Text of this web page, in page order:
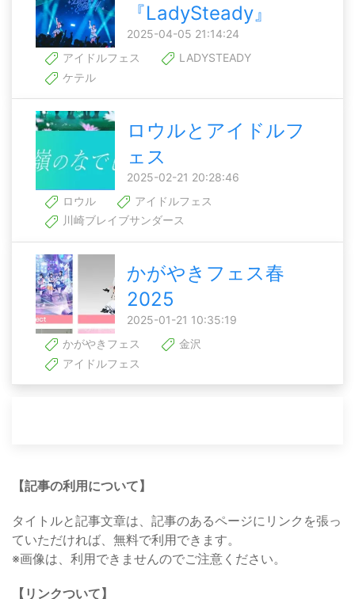
『LadySteady』
2025-04-05 21:14:24
アイドルフェス
LADYSTEADY
ケテル
ロウルとアイドルフ
ェス
2025-02-21 20:28:46
ロウル
アイドルフェス
川崎ブレイブサンダース
かがやきフェス春
2025
2025-01-21 10:35:19
かがやきフェス
金沢
アイドルフェス
【記事の利用について】
タイトルと記事文章は、記事のあるページにリンクを張っ
ていただければ、無料で利用できます。
※画像は、利用できませんのでご注意ください。
【リンクついて】